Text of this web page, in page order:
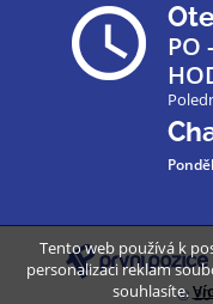
PO
©
Tento web používá k
personalizaci reklam
souhlasíte.